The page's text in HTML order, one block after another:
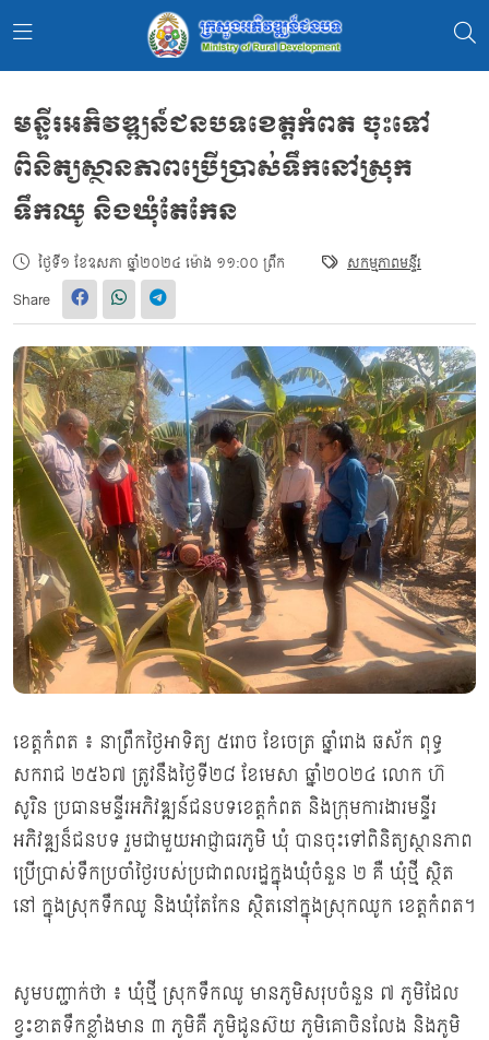
មន្ទីរអភិវឌ្ឍន៍ជនបទខេត្តកំពត ចុះទៅ
ពិនិត្យស្ថានភាពប្រើប្រាស់ទឹកនៅស្រុក
ទឹកឈូ និងឃុំតែកែន
ថ្ងៃទី១ ខែឧសភា ឆ្នាំ២០២៤ ម៉ោង ១១:០០ ព្រឹក សកម្មភាពមន្ទីរ
Share
ខេត្តកំពត ៖ នាព្រឹកថ្ងៃអាទិត្យ ៥រោច ខែចេត្រ ឆ្នាំរោង ឆស័ក ពុទ្ធ
សករាជ ២៥៦៧ ត្រូវនឹងថ្ងៃទី២៨ ខែមេសា ឆ្នាំ២០២៤ លោក ហ៊
សូរិន ប្រធានមន្ទីរអភិវឌ្ឍន៍ជនបទខេត្តកំពត និងក្រុមការងារមន្ទីរ
អភិវឌ្ឍន៏ជនបទ រួមជាមួយអាជ្ញាធរភូមិ ឃុំ បានចុះទៅពិនិត្យស្ថានភាព
ប្រើប្រាស់ទឹកប្រចាំថ្ងៃរបស់ប្រជាពលរដ្ឋក្នុងឃុំចំនួន ២ គឺ ឃុំថ្មី ស្ថិត
នៅ ក្នុងស្រុកទឹកឈូ និងឃុំតែកែន ស្ថិតនៅក្នុងស្រុកឈូក ខេត្តកំពត។
សូមបញ្ជាក់ថា ៖ ឃុំថ្មី ស្រុកទឹកឈូ មានភូមិសរុបចំនួន ៧ ភូមិដែល
ខ្វះខាតទឹកខ្លាំងមាន ៣ ភូមិគឺ ភូមិដូនស៊យ ភូមិគោចិនលែង និងភូមិ